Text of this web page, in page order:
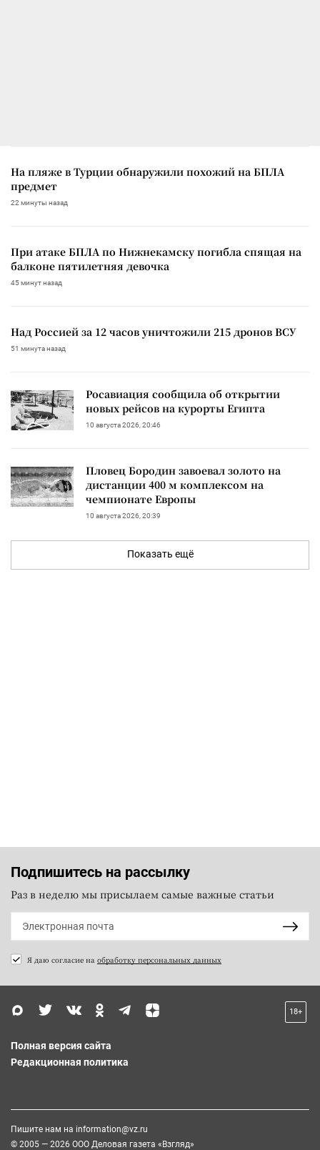
На пляже в Турции обнаружили похожий на БПЛА
предмет
22 минуты назад
При атаке БПЛА по Нижнекамску погибла спящая на
балконе пятилетняя девочка
45 минут назад
Над Россией за 12 часов уничтожили 215 дронов ВСУ
51 минута назад
Росавиация сообщила об открытии
новых рейсов на курорты Египта
10 августа 2026, 20:46
Пловец Бородин завоевал золото на
дистанции 400 м комплексом на
чемпионате Европы
10 августа 2026, 20:39
Показать ещё
Подпишитесь на рассылку
Раз в неделю мы присылаем самые важные статьи
Я даю согласие на обработку персональных данных
18+
Полная версия сайта
Редакционная политика
Пишите нам на information@vz.ru
© 2005 — 2026 ООО Деловая газета «Взгляд»